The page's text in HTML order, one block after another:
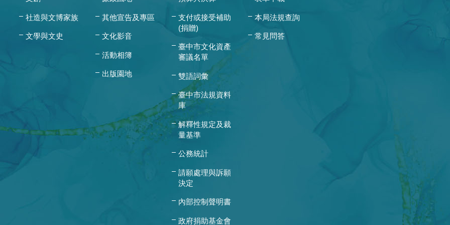
社造與文博家族
文學與文史
其他宣告及專區
文化影音
活動相簿
出版園地
支付或接受補助
(捐贈)
臺中市文化資產
審議名單
雙語詞彙
臺中市法規資料
庫
解釋性規定及裁
量基準
公務統計
請願處理與訴願
決定
內部控制聲明書
政府捐助基金會
本局法規查詢
常見問答